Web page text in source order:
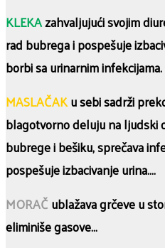
KLEKAzahvaljujući svojim
rad bubrega i pospešuje
borbi sa urinarnim infekcijama.
MASLAČAKu sebi sadrži
blagotvorno deluju na ljudski
bubrege i bešiku, sprečava
pospešuje izbacivanje urina….
MORAČublažava grčeve u
eliminiše gasove…